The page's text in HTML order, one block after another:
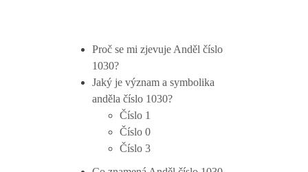
Proč se mi zjevuje Anděl číslo
1030?
Jaký je význam a symbolika
anděla číslo 1030?
Číslo 1
Číslo 0
Číslo 3